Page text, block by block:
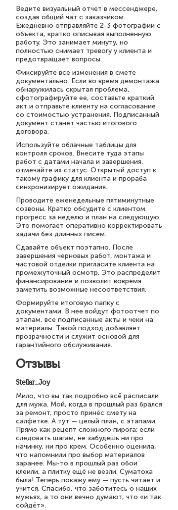
Ведите визуальный отчет в мессенджере,
создав общий чат с заказчиком.
Ежедневно отправляйте 2-3 фотографии с
объекта, кратко описывая выполненную
работу. Это занимает минуту, но
полностью снимает тревогу у клиента и
предотвращает вопросы.
Фиксируйте все изменения в смете
документально. Если во время демонтажа
обнаружилась скрытая проблема,
сфотографируйте ее, составьте краткий
акт и отправьте клиенту на согласование
со стоимостью устранения. Подписанный
документ станет частью итогового
договора.
Используйте облачные таблицы для
контроля сроков. Внесите туда этапы
работ с датами начала и завершения,
отмечайте их статус. Открытый доступ к
такому графику для клиента и прораба
синхронизирует ожидания.
Проводите еженедельные пятиминутные
созвоны. Кратко обсудите с клиентом
прогресс за неделю и план на следующую.
Это помогает оперативно корректировать
задачи без длинных писем.
Сдавайте объект поэтапно. После
завершения черновых работ, монтажа и
чистовой отделки пригласите клиента на
промежуточный осмотр. Это распределит
финансирование и позволит вовремя
заметить возможные несоответствия.
Формируйте итоговую папку с
документами. В нее войдут фотоотчет по
этапам, все подписанные акты и чеки на
материалы. Такой подход добавляет
прозрачности и служит основой для
гарантийного обслуживания.
Отзывы
Stellar_Joy
Мило, что вы так подробно всё расписали
для мужа. Мой, когда в прошлый раз брался
за ремонт, просто принёс смету на
салфетке. А тут — целый план, с этапами.
Прямо как рецепт сложного пирога: если
следовать шагам, не забудешь ни про
начинку, ни про крем. Особенно оценила,
что напомнили про выбор материалов
заранее. Мы-то в прошлый раз обои
клеили, а плитку ещё не везли. Суматоха
была! Теперь покажу ему — пусть читает и
учится. Спасибо, что заботитесь о наших
мужьях, а то они вечно думают, что «и так
сойдёт».